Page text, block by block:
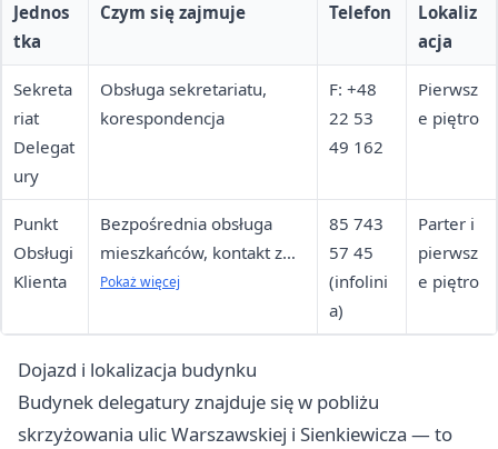
Jednos
tka
Czym się zajmuje Telefon
Lokaliz
acja
Sekreta
riat
Delegat
ury
Obsługa sekretariatu,
korespondencja
F: +48
22 53
49 162
Pierwsz
e piętro
Punkt
Obsługi
Klienta
Bezpośrednia obsługa
mieszkańców, kontakt z
tłumaczem online
Pokaż więcej
85 743
57 45
(infolini
a)
Parter i
pierwsz
e piętro
Dojazd i lokalizacja budynku
Budynek delegatury znajduje się w pobliżu
skrzyżowania ulic Warszawskiej i Sienkiewicza — to